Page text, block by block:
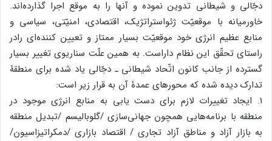
دجّالی و شیطانی تدوین نموده و آنها را به موقع اجرا گذارده‌اند.
خاورمیانه با موقعیّت ژئواستراتژیک، اقتصادی، امنیّتی، سیاسی و
منابع عظیم انرژی خود موقعیّت بسیار ممتاز و تعیین کننده‌ای رادر
راستای تحقّق این نظام داراست. به همین علّت سناریوی تغییر بسیار
گسترده از جانب کانون اتّحاد شیطانی ـ دجّالی یاد شده برای منطقۀ
تدارک دیده شده که محور‌های عمدۀ آن به قرار زیر است:
۱. ایجاد تغییرات لازم برای دست یابی به منابع انرژی موجود در
منطقه با برنامه‌هایی همچون جهانی‌سازی /گلوبالیسم /تبدیل منطقه
به بازار آزاد و مناطق آزاد تجاری / اقتصاد بازاری /دمکراتیزاسیون/